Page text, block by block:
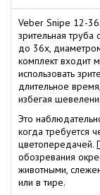
Veber Snipe 12-
зрительная
до 36х,
комплект входит
использовать
длительное
избегая
Это
когда требуется
цветопередачей.
обозревания
животными,
или в тире.